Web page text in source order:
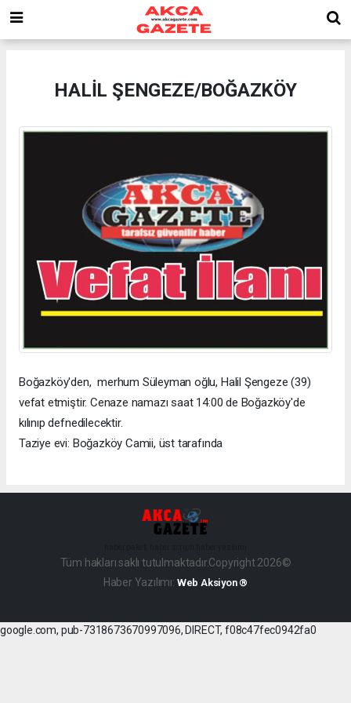
HALİL ŞENGEZE/BOĞAZKÖY
Boğazköy'den, merhum Süleyman oğlu, Halil Şengeze (39)
vefat etmiştir. Cenaze namazı saat 14:00 de Boğazköy'de
kılınıp defnedilecektir.
Taziye evi: Boğazköy Camii, üst tarafında
Tüm hakları saklı tutulmaktadır.Copyright 2026©
Haber Yazılımı: Web Aksiyon ®
google.com, pub-7318673670997096, DIRECT, f08c47fec0942fa0